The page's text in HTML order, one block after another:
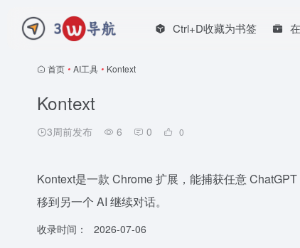
Ctrl+D收藏为书签
首页 • AI工具 • Kontext
Kontext
3周前发布 6 0 0
Kontext是一款 Chrome 扩展，能捕获任意
移到另一个 AI 继续对话。
收录时间：
2026-07-06